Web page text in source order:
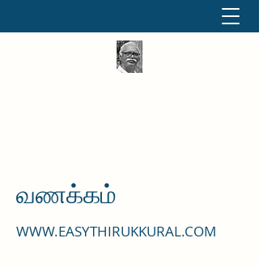
வணக்கம்
WWW.EASYTHIRUKKURAL.COM